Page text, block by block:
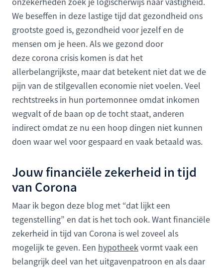
We beseffen in deze lastige tijd dat gezondheid ons
grootste goed is, gezondheid voor jezelf en de
mensen om je heen. Als we gezond door
deze corona crisis komen is dat het
allerbelangrijkste, maar dat betekent niet dat we de
pijn van de stilgevallen economie niet voelen. Veel
rechtstreeks in hun portemonnee omdat inkomen
wegvalt of de baan op de tocht staat, anderen
indirect omdat ze nu een hoop dingen niet kunnen
doen waar wel voor gespaard en vaak betaald was.
Jouw financiële zekerheid in tijd
van Corona
Maar ik begon deze blog met “dat lijkt een
tegenstelling” en dat is het toch ook. Want financiële
zekerheid in tijd van Corona is wel zoveel als
mogelijk te geven. Een hypotheekvormt vaak een
belangrijk deel van het uitgavenpatroon en als daar